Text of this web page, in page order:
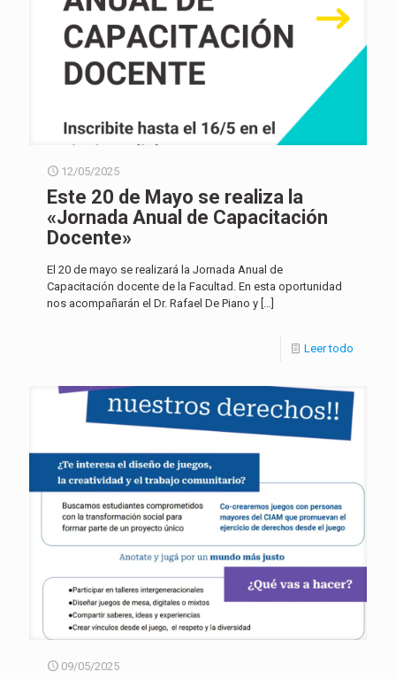
12/05/2025
Este 20 de Mayo se realiza la
«Jornada Anual de Capacitación
Docente»
El 20 de mayo se realizará la Jornada Anual de
Capacitación docente de la Facultad. En esta oportunidad
nos acompañarán el Dr. Rafael De Piano y […]
Leer todo
09/05/2025